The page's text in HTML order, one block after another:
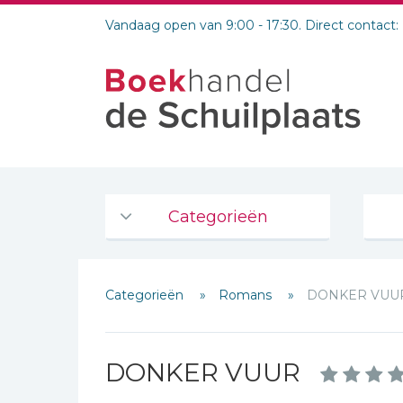
Vandaag open van 9:00 - 17:30. Direct contact:
Categorieën
De Bijbel
Bijbelse Dagboeken 2026
Bijbelstudie groepen
Categorieën Romans DONKER
DONKER VUUR